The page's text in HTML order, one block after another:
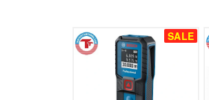
SALE